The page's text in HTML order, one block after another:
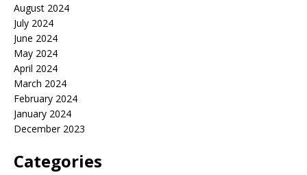
August 2024
July 2024
June 2024
May 2024
April 2024
March 2024
February 2024
January 2024
December 2023
Categories